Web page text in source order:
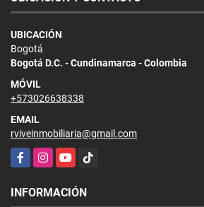
UBICACIÓN
Bogotá
Bogotá D.C. - Cundinamarca - Colombia
MÓVIL
+573026638338
EMAIL
rviveinmobiliaria@gmail.com
FacebookInstagramYouTubeTikTok
INFORMACIÓN